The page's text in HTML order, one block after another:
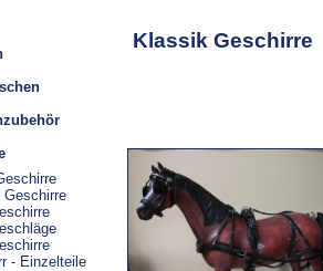
Geschirre
- Einzelteile
Klassik Geschirre